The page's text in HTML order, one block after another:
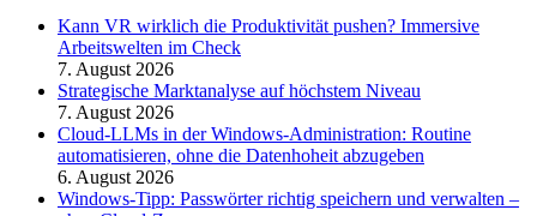
Kann VR wirklich die Produktivität pushen? Immersive
Arbeitswelten im Check
7. August 2026
Strategische Marktanalyse auf höchstem Niveau
7. August 2026
Cloud-LLMs in der Windows-Administration: Routine
automatisieren, ohne die Datenhoheit abzugeben
6. August 2026
Windows-Tipp: Passwörter richtig speichern und verwalten –